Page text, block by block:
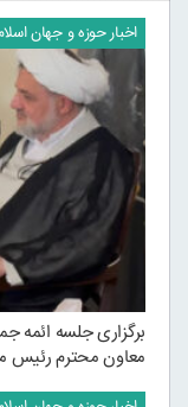
اخبار حوزه و جهان
برگزاری جلسه ائمه
معاون محترم رئیس